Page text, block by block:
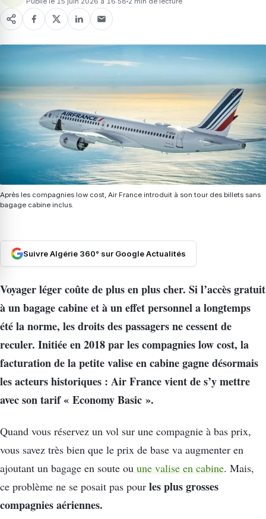
Après les compagnies low cost, Air France introduit à son tour des billets sans
bagage cabine inclus.
Suivre Algérie 360° sur Google Actualités
Voyager léger coûte de plus en plus cher. Si l’accès gratuit
à un bagage cabine et à un effet personnel a longtemps
été la norme, les droits des passagers ne cessent de
reculer. Initiée en 2018 par les compagnies low cost, la
facturation de la petite valise en cabine gagne désormais
les acteurs historiques : Air France vient de s’y mettre
avec son tarif « Economy Basic ».
Quand vous réservez un vol sur une compagnie à bas prix,
vous savez très bien que le prix de base va augmenter en
ajoutant un bagage en soute ou une valise en cabine. Mais,
ce problème ne se posait pas pour les plus grosses
compagnies aériennes.